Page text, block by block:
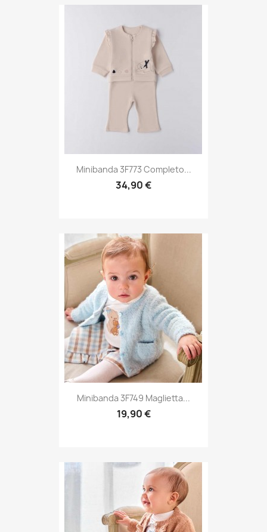
Minibanda 3F773 Completo...
34,90 €
Minibanda 3F749 Maglietta...
19,90 €